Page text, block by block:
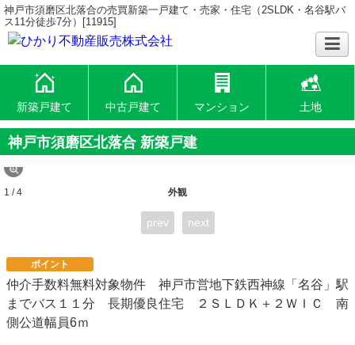
神戸市須磨区北落合の売買新築一戸建て・売家・住宅（2SLDK・名谷駅バ
ス11分徒歩7分）[11915]
新築戸建て 中古戸建て マンション 土地
神戸市須磨区北落合 新築戸建
外観
1 / 4
prev next
ポイント
仲介手数料無料対象物件 神戸市営地下鉄西神線「名谷」駅
までバス１１分 長期優良住宅 ２ＳＬＤＫ＋２ＷＩＣ 南
側公道幅員6ｍ